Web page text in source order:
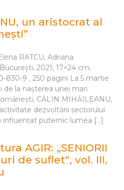
un aristocrat al
RATCU, Adriana
2021, 17×24 cm,
830-9 , 250 pagini La 5 martie
de la nașterea unei mari
CĂLIN MIHĂILEANU,
dezvoltării sectorului
influențat puternic lumea […]
AGIR: „SENIORII
de suflet“, vol. III,